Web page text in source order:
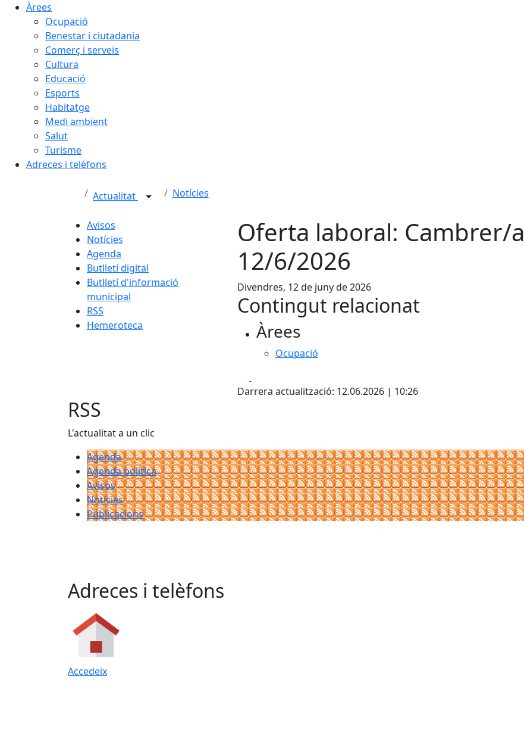
Àrees
Ocupació
Benestar i ciutadania
Comerç i serveis
Cultura
Educació
Esports
Habitatge
Medi ambient
Salut
Turisme
Adreces i telèfons
Actualitat Notícies
Avisos
Notícies
Agenda
Butlletí digital
Butlletí d'informació
municipal
RSS
Hemeroteca
Oferta laboral: Cambrer/a
12/6/2026
Divendres, 12 de juny de 2026
Contingut relacionat
Àrees
Ocupació
Darrera actualització: 12.06.2026 | 10:26
RSS
L'actualitat a un clic
Agenda
Agenda política
Avisos
Notícies
Publicacions
Adreces i telèfons
Accedeix